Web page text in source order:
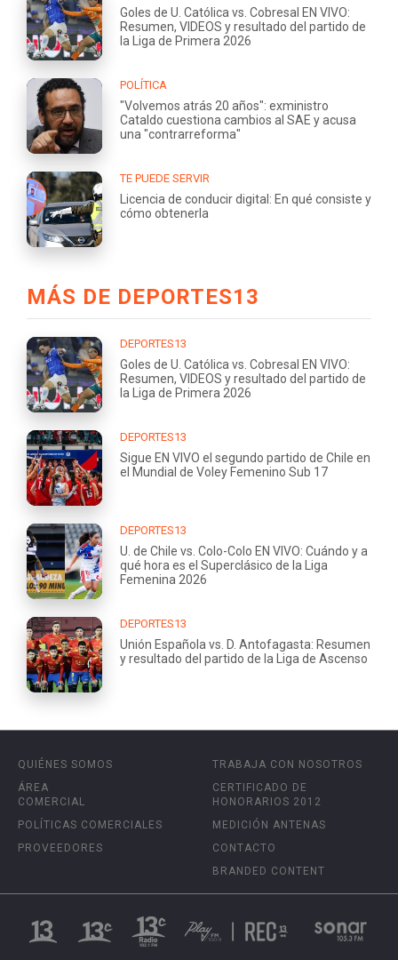
Goles de U. Católica vs. Cobresal EN VIVO:
Resumen, VIDEOS y resultado del partido de
la Liga de Primera 2026
POLÍTICA
"Volvemos atrás 20 años": exministro
Cataldo cuestiona cambios al SAE y acusa
una "contrarreforma"
TE PUEDE SERVIR
Licencia de conducir digital: En qué consiste y
cómo obtenerla
MÁS DE DEPORTES13
DEPORTES13
Goles de U. Católica vs. Cobresal EN VIVO:
Resumen, VIDEOS y resultado del partido de
la Liga de Primera 2026
DEPORTES13
Sigue EN VIVO el segundo partido de Chile en
el Mundial de Voley Femenino Sub 17
DEPORTES13
U. de Chile vs. Colo-Colo EN VIVO: Cuándo y a
qué hora es el Superclásico de la Liga
Femenina 2026
DEPORTES13
Unión Española vs. D. Antofagasta: Resumen
y resultado del partido de la Liga de Ascenso
QUIÉNES SOMOS
ÁREA
COMERCIAL
POLÍTICAS COMERCIALES
PROVEEDORES
TRABAJA CON NOSOTROS
CERTIFICADO DE
HONORARIOS 2012
MEDICIÓN ANTENAS
CONTACTO
BRANDED CONTENT